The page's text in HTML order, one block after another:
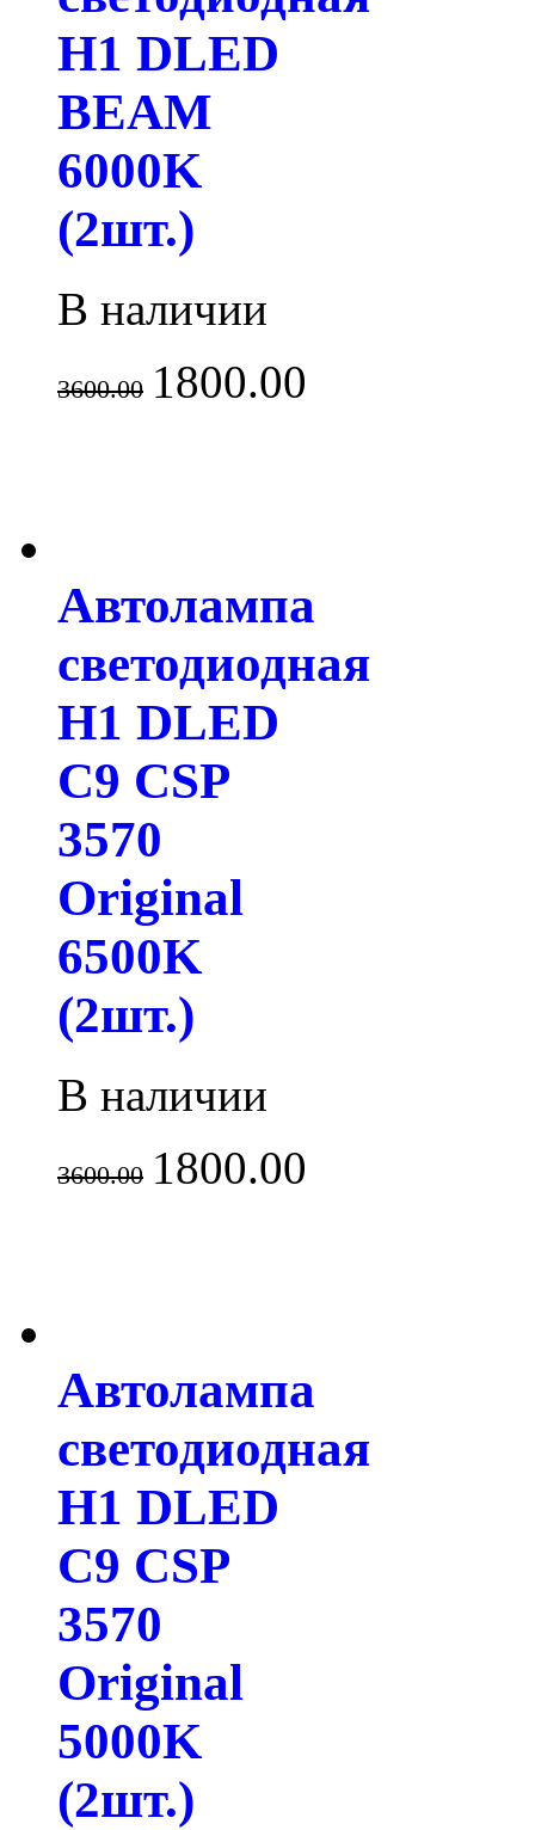
H1 DLED
BEAM
6000K
(2шт.)
В наличии
3600.00 1800.00
Автолампа
светодиодная
H1 DLED
C9 CSP
3570
Original
6500K
(2шт.)
В наличии
3600.00 1800.00
Автолампа
светодиодная
H1 DLED
C9 CSP
3570
Original
5000K
(2шт.)